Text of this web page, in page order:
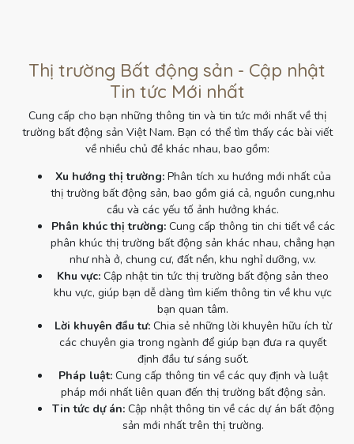
Thị trường Bất động sản - Cập nhật
Tin tức Mới nhất
Cung cấp cho bạn những thông tin và tin tức mới nhất về thị
trường bất động sản Việt Nam. Bạn có thể tìm thấy các bài viết
về nhiều chủ đề khác nhau, bao gồm:
Xu hướng thị trường:Phân tích xu hướng mới nhất của
thị trường bất động sản, bao gồm giá cả, nguồn cung,nhu
cầu và các yếu tố ảnh hưởng khác.
Phân khúc thị trường:Cung cấp thông tin chi tiết về các
phân khúc thị trường bất động sản khác nhau, chẳng hạn
như nhà ở, chung cư, đất nền, khu nghỉ dưỡng, v.v.
Khu vực: Cập nhật tin tức thị trường bất động sản theo
khu vực, giúp bạn dễ dàng tìm kiếm thông tin về khu vực
bạn quan tâm.
Lời khuyên đầu tư:Chia sẻ những lời khuyên hữu ích từ
các chuyên gia trong ngành để giúp bạn đưa ra quyết
định đầu tư sáng suốt.
Pháp luật:Cung cấp thông tin về các quy định và luật
pháp mới nhất liên quan đến thị trường bất động sản.
Tin tức dự án:Cập nhật thông tin về các dự án bất động
sản mới nhất trên thị trường.